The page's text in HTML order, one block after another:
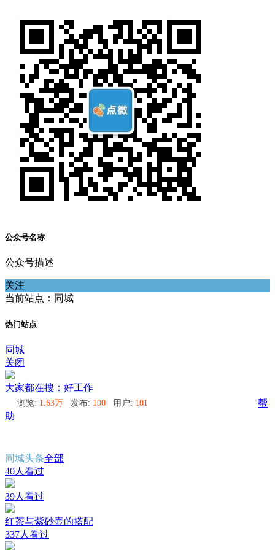
公众号名称
公众号描述
关注
当前站点：同城
热门站点
同城
关闭
大家都在搜：好工作
浏览: 1.63万 发布: 100 用户: 101
帮
助
同城头条全部
40人看过
39人看过
红茶与紫砂壶的搭配
337人看过